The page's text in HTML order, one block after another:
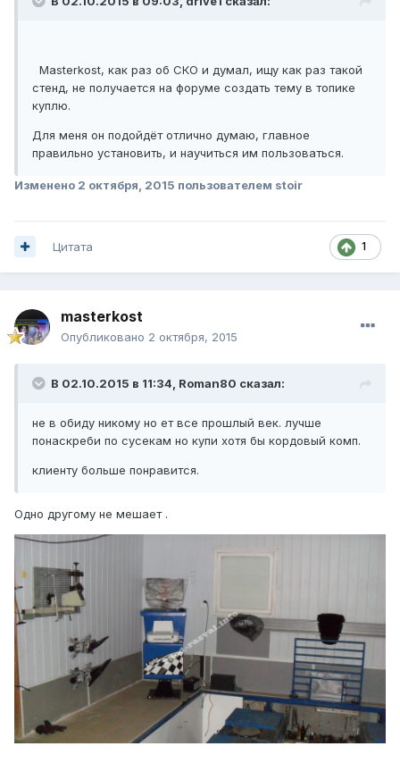
Masterkost, как раз об СКО и думал, ищу как раз такой
стенд, не получается на форуме создать тему в топике
куплю.
Для меня он подойдёт отлично думаю, главное
правильно установить, и научиться им пользоваться.
Изменено 2 октября, 2015 пользователем stoir
1
Цитата
masterkost
Опубликовано 2 октября, 2015
В 02.10.2015 в 11:34, Roman80 сказал:
не в обиду никому но ет все прошлый век. лучше
понаскреби по сусекам но купи хотя бы кордовый комп.
клиенту больше понравится.
Одно другому не мешает .